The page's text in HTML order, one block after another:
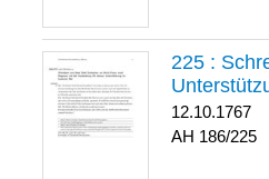
225 :
12.10.1767
186/225